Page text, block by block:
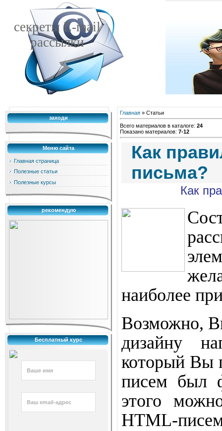
секреты E-mail
рассылки
заходи
Меню сайта
Главная страница
Полезные статьи
Полезные курсы
рекомендую
Бесплатный курс
Главная » Статьи
Всего материалов в каталоге: 24
Показано материалов: 7-12
Как
письма?
Как
наиболее
Возможно,
дизайну
который Вы
писем был
этого
HTML-